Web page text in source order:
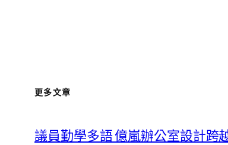
更多文章
議員勤學多語 億嵐辦公室設計跨